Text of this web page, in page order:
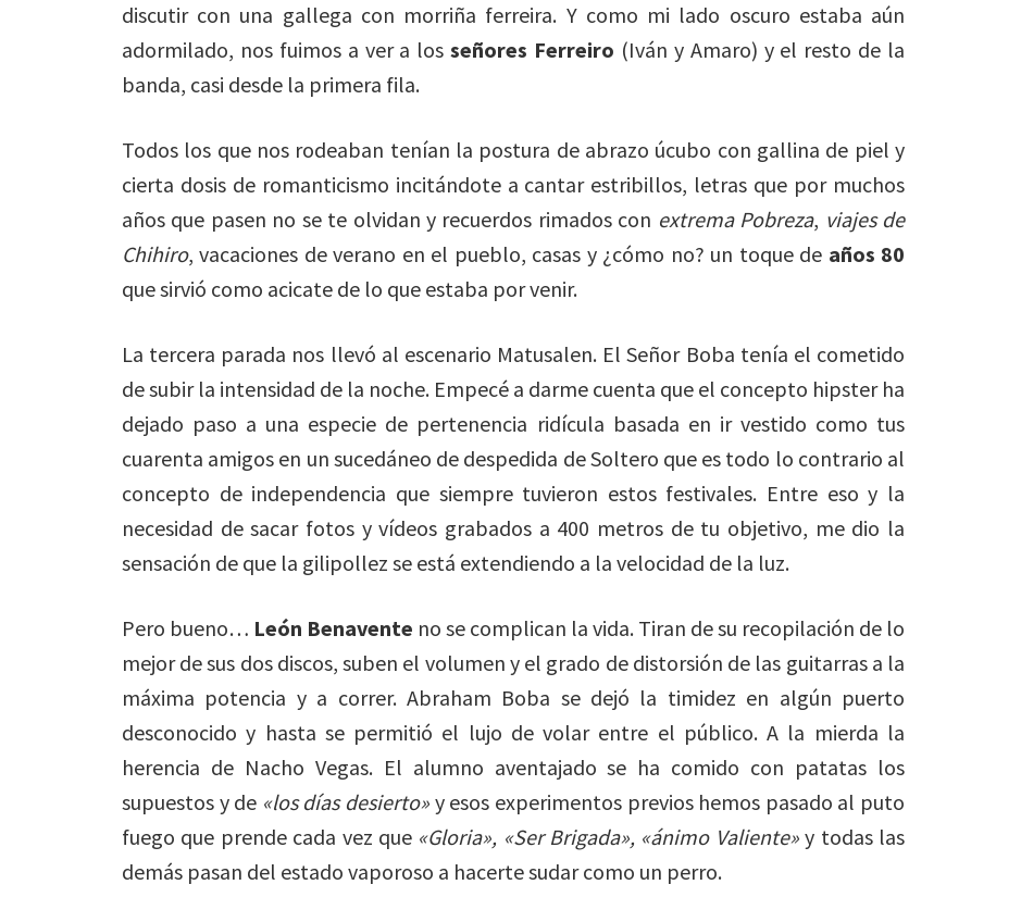
discutir con una gallega con morriña ferreira. Y como mi lado oscuro estaba aún
adormilado, nos fuimos a ver a losseñores Ferreiro (Iván y Amaro) y el resto de la
banda, casi desde la primera fila.
Todos los que nos rodeaban tenían la postura de abrazo úcubo con gallina de piel y
cierta dosis de romanticismo incitándote a cantar estribillos, letras que por muchos
años que pasen no se te olvidan y recuerdos rimados con extrema Pobreza, viajes de
Chihiro, vacaciones de verano en el pueblo, casas y ¿cómo no? un toque de años 80
que sirvió como acicate de lo que estaba por venir.
La tercera parada nos llevó al escenario Matusalen. El Señor Boba tenía el cometido
de subir la intensidad de la noche. Empecé a darme cuenta que el concepto hipster ha
dejado paso a una especie de pertenencia ridícula basada en ir vestido como tus
cuarenta amigos en un sucedáneo de despedida de Soltero que es todo lo contrario al
concepto de independencia que siempre tuvieron estos festivales. Entre eso y la
necesidad de sacar fotos y vídeos grabados a 400 metros de tu objetivo, me dio la
sensación de que la gilipollez se está extendiendo a la velocidad de la luz.
Pero bueno… León Benavente no se complican la vida. Tiran de su recopilación de lo
mejor de sus dos discos, suben el volumen y el grado de distorsión de las guitarras a la
máxima potencia y a correr. Abraham Boba se dejó la timidez en algún puerto
desconocido y hasta se permitió el lujo de volar entre el público. A la mierda la
herencia de Nacho Vegas. El alumno aventajado se ha comido con patatas los
supuestos y de «los días desierto» y esos experimentos previos hemos pasado al puto
fuego que prende cada vez que «Gloria», «Ser Brigada», «ánimo Valiente»y todas las
demás pasan del estado vaporoso a hacerte sudar como un perro.